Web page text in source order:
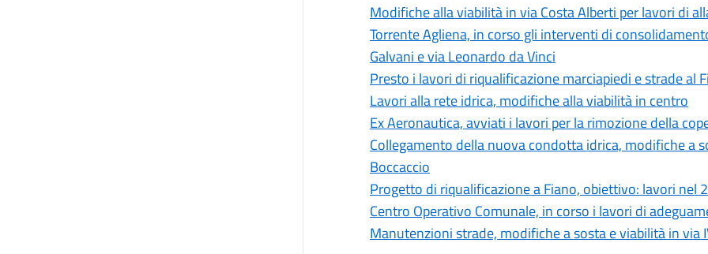
Modifiche alla viabilità in via Costa Alberti per lavori di
Torrente Agliena, in corso gli interventi di
Galvani e via Leonardo da Vinci
Presto i lavori di riqualificazione marciapiedi e strade al
Lavori alla rete idrica, modifiche alla viabilità in centro
Ex Aeronautica, avviati i lavori per la rimozione della
Collegamento della nuova condotta idrica, modifiche a
Boccaccio
Progetto di riqualificazione a Fiano, obiettivo: lavori nel
Centro Operativo Comunale, in corso i lavori di
Manutenzioni strade, modifiche a sosta e viabilità in via